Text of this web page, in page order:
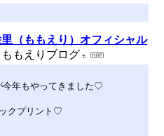
（ももえり）オフィシャル
ももえりブログ
今年もやってきました♡
クプリント♡